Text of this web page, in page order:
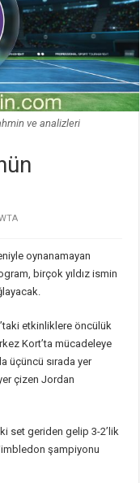
ve analizleri
oynanamayan
birçok yıldız ismin
etkinliklere öncülük
Kort’ta mücadeleye
üçüncü sırada yer
çizen Jordan
set geriden gelip 3-2’lik
şampiyonu